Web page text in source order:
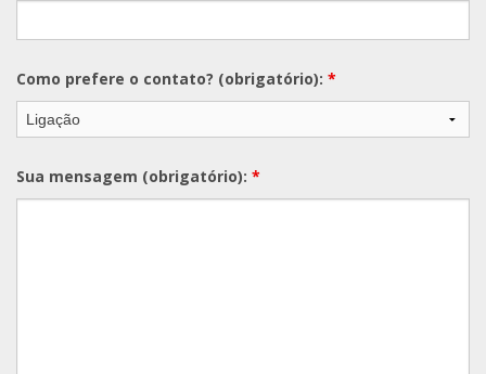
Como prefere o contato? (obrigatório): *
Sua mensagem (obrigatório): *